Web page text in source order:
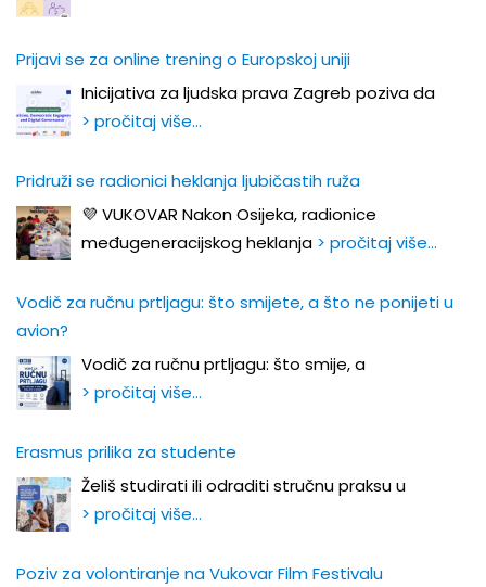
Prijavi se za online trening o Europskoj uniji
Inicijativa za ljudska prava Zagreb poziva da
> pročitaj više…
Pridruži se radionici heklanja ljubičastih ruža
💜 VUKOVAR Nakon Osijeka, radionice
međugeneracijskog heklanja > pročitaj više…
Vodič za ručnu prtljagu: što smijete, a što ne ponijeti u
avion?
Vodič za ručnu prtljagu: što smije, a
> pročitaj više…
Erasmus prilika za studente
Želiš studirati ili odraditi stručnu praksu u
> pročitaj više…
Poziv za volontiranje na Vukovar Film Festivalu